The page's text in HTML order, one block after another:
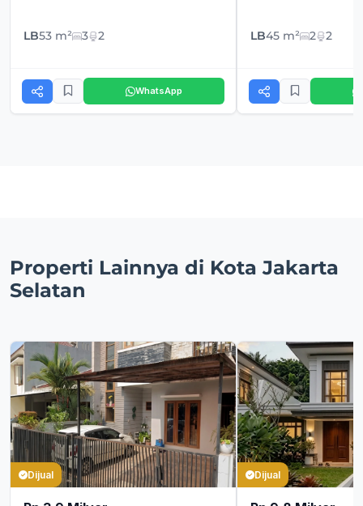
LB53 m² 3 2
WhatsApp
LB45 m² 2 2
Properti Lainnya di Kota Jakarta
Selatan
Dijual Dijual